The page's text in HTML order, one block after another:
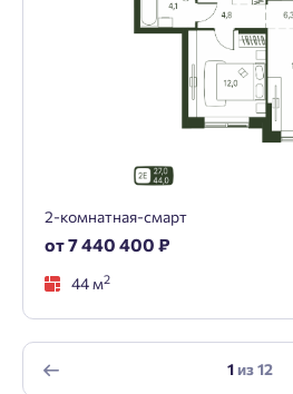
2-комнатная-смарт
от 7 440 400 ₽
44 м2
1из12